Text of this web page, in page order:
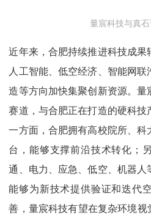
量宸科技与真
近年来，合肥持续推进科技成
人工智能、低空经济、智能网
造等方向加快集聚创新资源。
赛道，与合肥正在打造的硬科技
一方面，合肥拥有高校院所、
台，能够支撑前沿技术转化；
通、电力、应急、低空、机器人
能够为新技术提供验证和迭代
善，量宸科技有望在复杂环境视